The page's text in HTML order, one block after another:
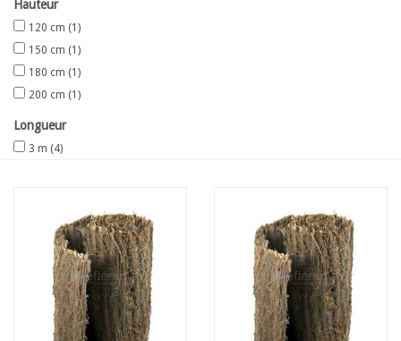
Hauteur
120 cm (1)
150 cm (1)
180 cm (1)
200 cm (1)
Longueur
3 m (4)